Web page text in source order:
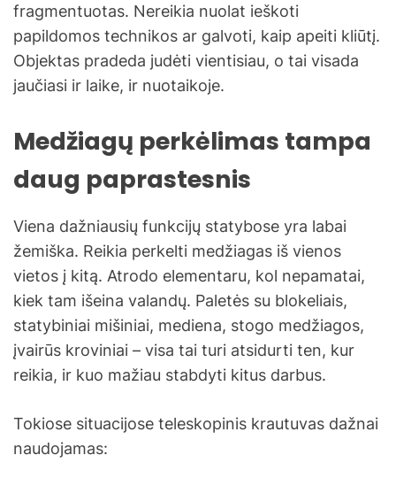
fragmentuotas. Nereikia nuolat ieškoti
papildomos technikos ar galvoti, kaip apeiti kliūtį.
Objektas pradeda judėti vientisiau, o tai visada
jaučiasi ir laike, ir nuotaikoje.
Medžiagų perkėlimas tampa
daug paprastesnis
Viena dažniausių funkcijų statybose yra labai
žemiška. Reikia perkelti medžiagas iš vienos
vietos į kitą. Atrodo elementaru, kol nepamatai,
kiek tam išeina valandų. Paletės su blokeliais,
statybiniai mišiniai, mediena, stogo medžiagos,
įvairūs kroviniai – visa tai turi atsidurti ten, kur
reikia, ir kuo mažiau stabdyti kitus darbus.
Tokiose situacijose teleskopinis krautuvas dažnai
naudojamas: